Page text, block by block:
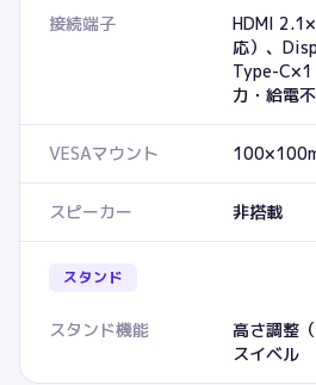
接続端子
HDMI
応）、
Type-C×1
力・給電不
VESAマウント
スピーカー 非搭載
スタンド
スタンド機能
高さ調整
スイベル